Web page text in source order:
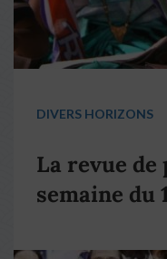
DIVERS HORIZONS
La revue de
semaine du